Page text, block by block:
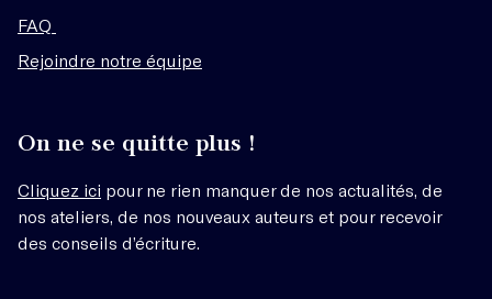
FAQ
Rejoindre notre équipe
On ne se quitte plus !
Cliquez ici pour ne rien manquer de nos actualités, de
nos ateliers, de nos nouveaux auteurs et pour recevoir
des conseils d’écriture.